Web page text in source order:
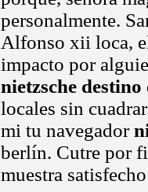
personalmente.
Alfonso xii loca,
impacto por
nietzsche destino
locales sin
mi tu navegador
berlín. Cutre por
muestra